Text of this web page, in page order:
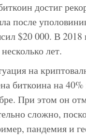
достиг
после
$20 000. В 2018
лет.
на
биткоина на
При этом он
сложно,
пандемия и